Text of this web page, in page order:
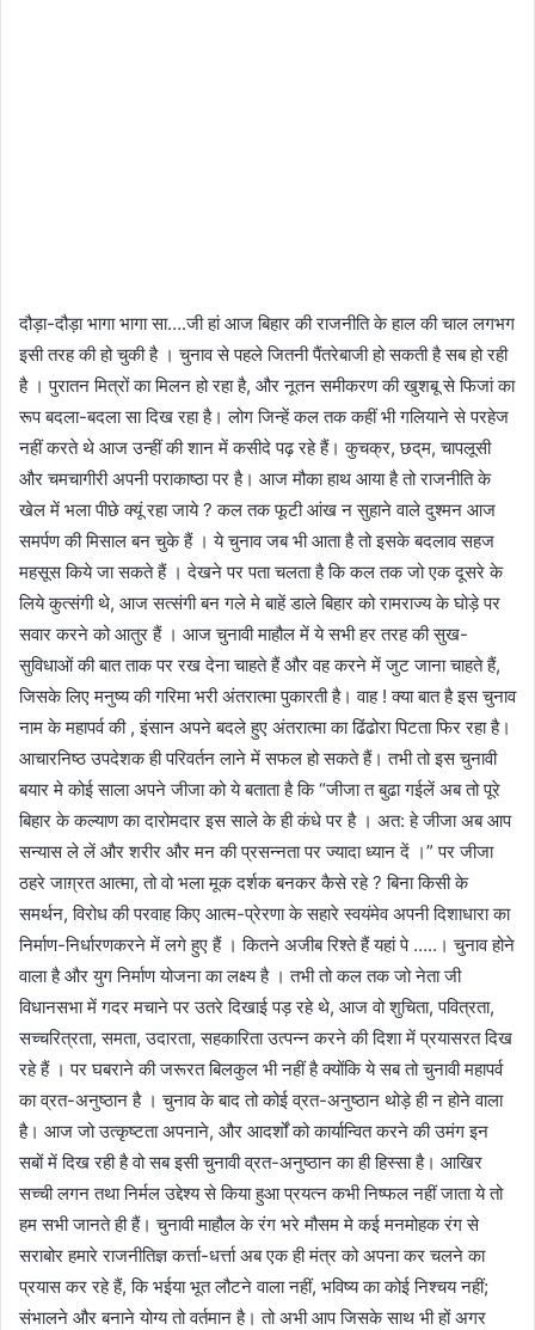
दौड़ा-दौड़ा भागा भागा सा….जी हां आज बिहार की राजनीति के हाल की चाल लगभग
इसी तरह की हो चुकी है । चुनाव से पहले जितनी पैंतरेबाजी हो सकती है सब हो रही
है । पुरातन मित्रों का मिलन हो रहा है, और नूतन समीकरण की खुशबू से फिजां का
रूप बदला-बदला सा दिख रहा है। लोग जिन्हें कल तक कहीं भी गलियाने से परहेज
नहीं करते थे आज उन्हीं की शान में कसीदे पढ़ रहे हैं। कुचक्र, छद्‌म, चापलूसी
और चमचागीरी अपनी पराकाष्ठा पर है। आज मौका हाथ आया है तो राजनीति के
खेल में भला पीछे क्यूं रहा जाये ? कल तक फूटी आंख न सुहाने वाले दुश्मन आज
समर्पण की मिसाल बन चुके हैं । ये चुनाव जब भी आता है तो इसके बदलाव सहज
महसूस किये जा सकते हैं । देखने पर पता चलता है कि कल तक जो एक दूसरे के
लिये कुत्संगी थे, आज सत्संगी बन गले मे बाहें डाले बिहार को रामराज्य के घोड़े पर
सवार करने को आतुर हैं । आज चुनावी माहौल में ये सभी हर तरह की सुख-
सुविधाओं की बात ताक पर रख देना चाहते हैं और वह करने में जुट जाना चाहते हैं,
जिसके लिए मनुष्य की गरिमा भरी अंतरात्मा पुकारती है। वाह ! क्या बात है इस चुनाव
नाम के महापर्व की , इंसान अपने बदले हुए अंतरात्मा का ढिंढोरा पिटता फिर रहा है।
आचारनिष्ठ उपदेशक ही परिवर्तन लाने में सफल हो सकते हैं। तभी तो इस चुनावी
बयार मे कोई साला अपने जीजा को ये बताता है कि “जीजा त बुढा गईलें अब तो पूरे
बिहार के कल्याण का दारोमदार इस साले के ही कंधे पर है । अत: हे जीजा अब आप
सन्यास ले लें और शरीर और मन की प्रसन्नता पर ज्यादा ध्यान दें ।” पर जीजा
ठहरे जाग़्रत आत्मा, तो वो भला मूक दर्शक बनकर कैसे रहे ? बिना किसी के
समर्थन, विरोध की परवाह किए आत्म-प्रेरणा के सहारे स्वयंमेव अपनी दिशाधारा का
निर्माण-निर्धारणकरने में लगे हुए हैं । कितने अजीब रिश्ते हैं यहां पे …..। चुनाव होने
वाला है और युग निर्माण योजना का लक्ष्य है । तभी तो कल तक जो नेता जी
विधानसभा में गदर मचाने पर उतरे दिखाई पड़ रहे थे, आज वो शुचिता, पवित्रता,
सच्चरित्रता, समता, उदारता, सहकारिता उत्पन्न करने की दिशा में प्रयासरत दिख
रहे हैं । पर घबराने की जरूरत बिलकुल भी नहीं है क्योंकि ये सब तो चुनावी महापर्व
का व्रत-अनुष्ठान है । चुनाव के बाद तो कोई व्रत-अनुष्ठान थोड़े ही न होने वाला
है। आज जो उत्कृष्टता अपनाने, और आदर्शों को कार्यान्वित करने की उमंग इन
सबों में दिख रही है वो सब इसी चुनावी व्रत-अनुष्ठान का ही हिस्सा है। आखिर
सच्ची लगन तथा निर्मल उद्देश्य से किया हुआ प्रयत्न कभी निष्फल नहीं जाता ये तो
हम सभी जानते ही हैं। चुनावी माहौल के रंग भरे मौसम मे कई मनमोहक रंग से
सराबोर हमारे राजनीतिज्ञ कर्त्ता-धर्त्ता अब एक ही मंत्र को अपना कर चलने का
प्रयास कर रहे हैं, कि भईया भूत लौटने वाला नहीं, भविष्य का कोई निश्चय नहीं;
संभालने और बनाने योग्य तो वर्तमान है। तो अभी आप जिसके साथ भी हों अगर